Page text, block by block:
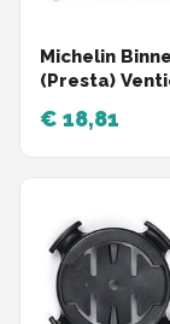
Michelin
(Presta)
€ 18,81